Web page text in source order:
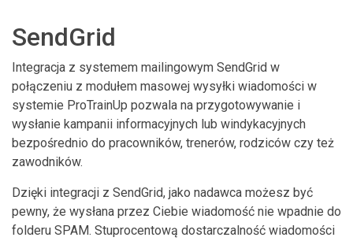
SendGrid
Integracja z systemem mailingowym SendGrid w
połączeniu z modułem masowej wysyłki wiadomości w
systemie ProTrainUp pozwala na przygotowywanie i
wysłanie kampanii informacyjnych lub windykacyjnych
bezpośrednio do pracowników, trenerów, rodziców czy też
zawodników.
Dzięki integracji z SendGrid, jako nadawca możesz być
pewny, że wysłana przez Ciebie wiadomość nie wpadnie do
folderu SPAM. Stuprocentową dostarczalność wiadomości